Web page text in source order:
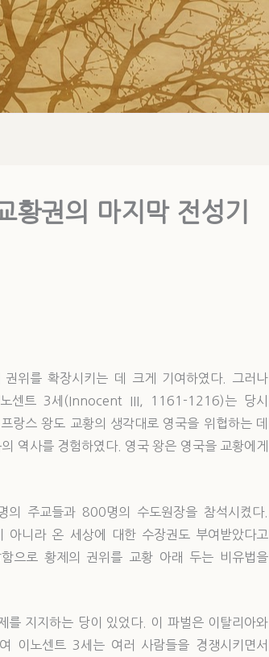
권의 마지막 전성기
위를 확장시키는 데 크게 기여하였다. 그러나
센트 3세(Innocent III, 1161-1216)는 당시
랑스 왕도 교황의 생각대로 영국을 위협하는 데
역사를 경험하였다. 영국 왕은 영국을 교황에게
주교들과 800명의 수도원장을 참석시켰다.
니라 온 세상에 대한 수장권도 부여받았다고
으로 황제의 권위를 교황 아래 두는 비유법을
를 지지하는 당이 있었다. 이 파벌은 이탈리아와
이노센트 3세는 여러 사람들을 경쟁시키면서